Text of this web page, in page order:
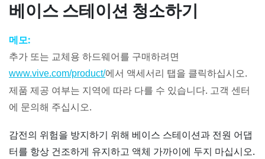
베이스 스테이션 청소하기
메모:
추가 또는 교체용 하드웨어를 구매하려면
www.vive.com/product/에서 액세서리 탭을 클릭하십시오.
제품 제공 여부는 지역에 따라 다를 수 있습니다. 고객 센터
에 문의해 주십시오.
감전의 위험을 방지하기 위해 베이스 스테이션과 전원 어댑
터를 항상 건조하게 유지하고 액체 가까이에 두지 마십시오.